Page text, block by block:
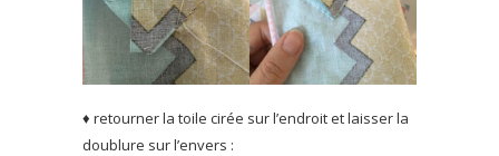
♦ retourner la toile cirée sur l’endroit et laisser la
doublure sur l’envers :